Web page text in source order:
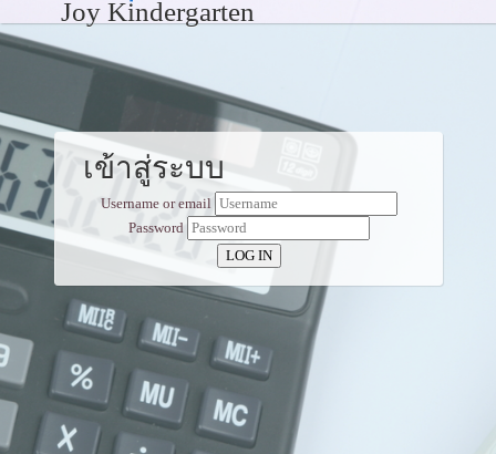
Joy Kindergarten
เข้าสู่ระบบ
Username or email
Password